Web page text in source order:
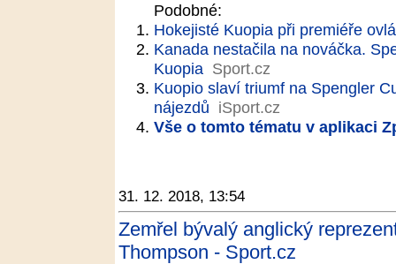
Podobné:
Hokejisté Kuopia při premiéře
Kanada nestačila na nováčka.
Kuopia Sport.cz
Kuopio slaví triumf na Spengler
nájezdů iSport.cz
Vše o tomto tématu v aplikaci
31. 12. 2018, 13:54
Zemřel bývalý anglický
Thompson - Sport.cz